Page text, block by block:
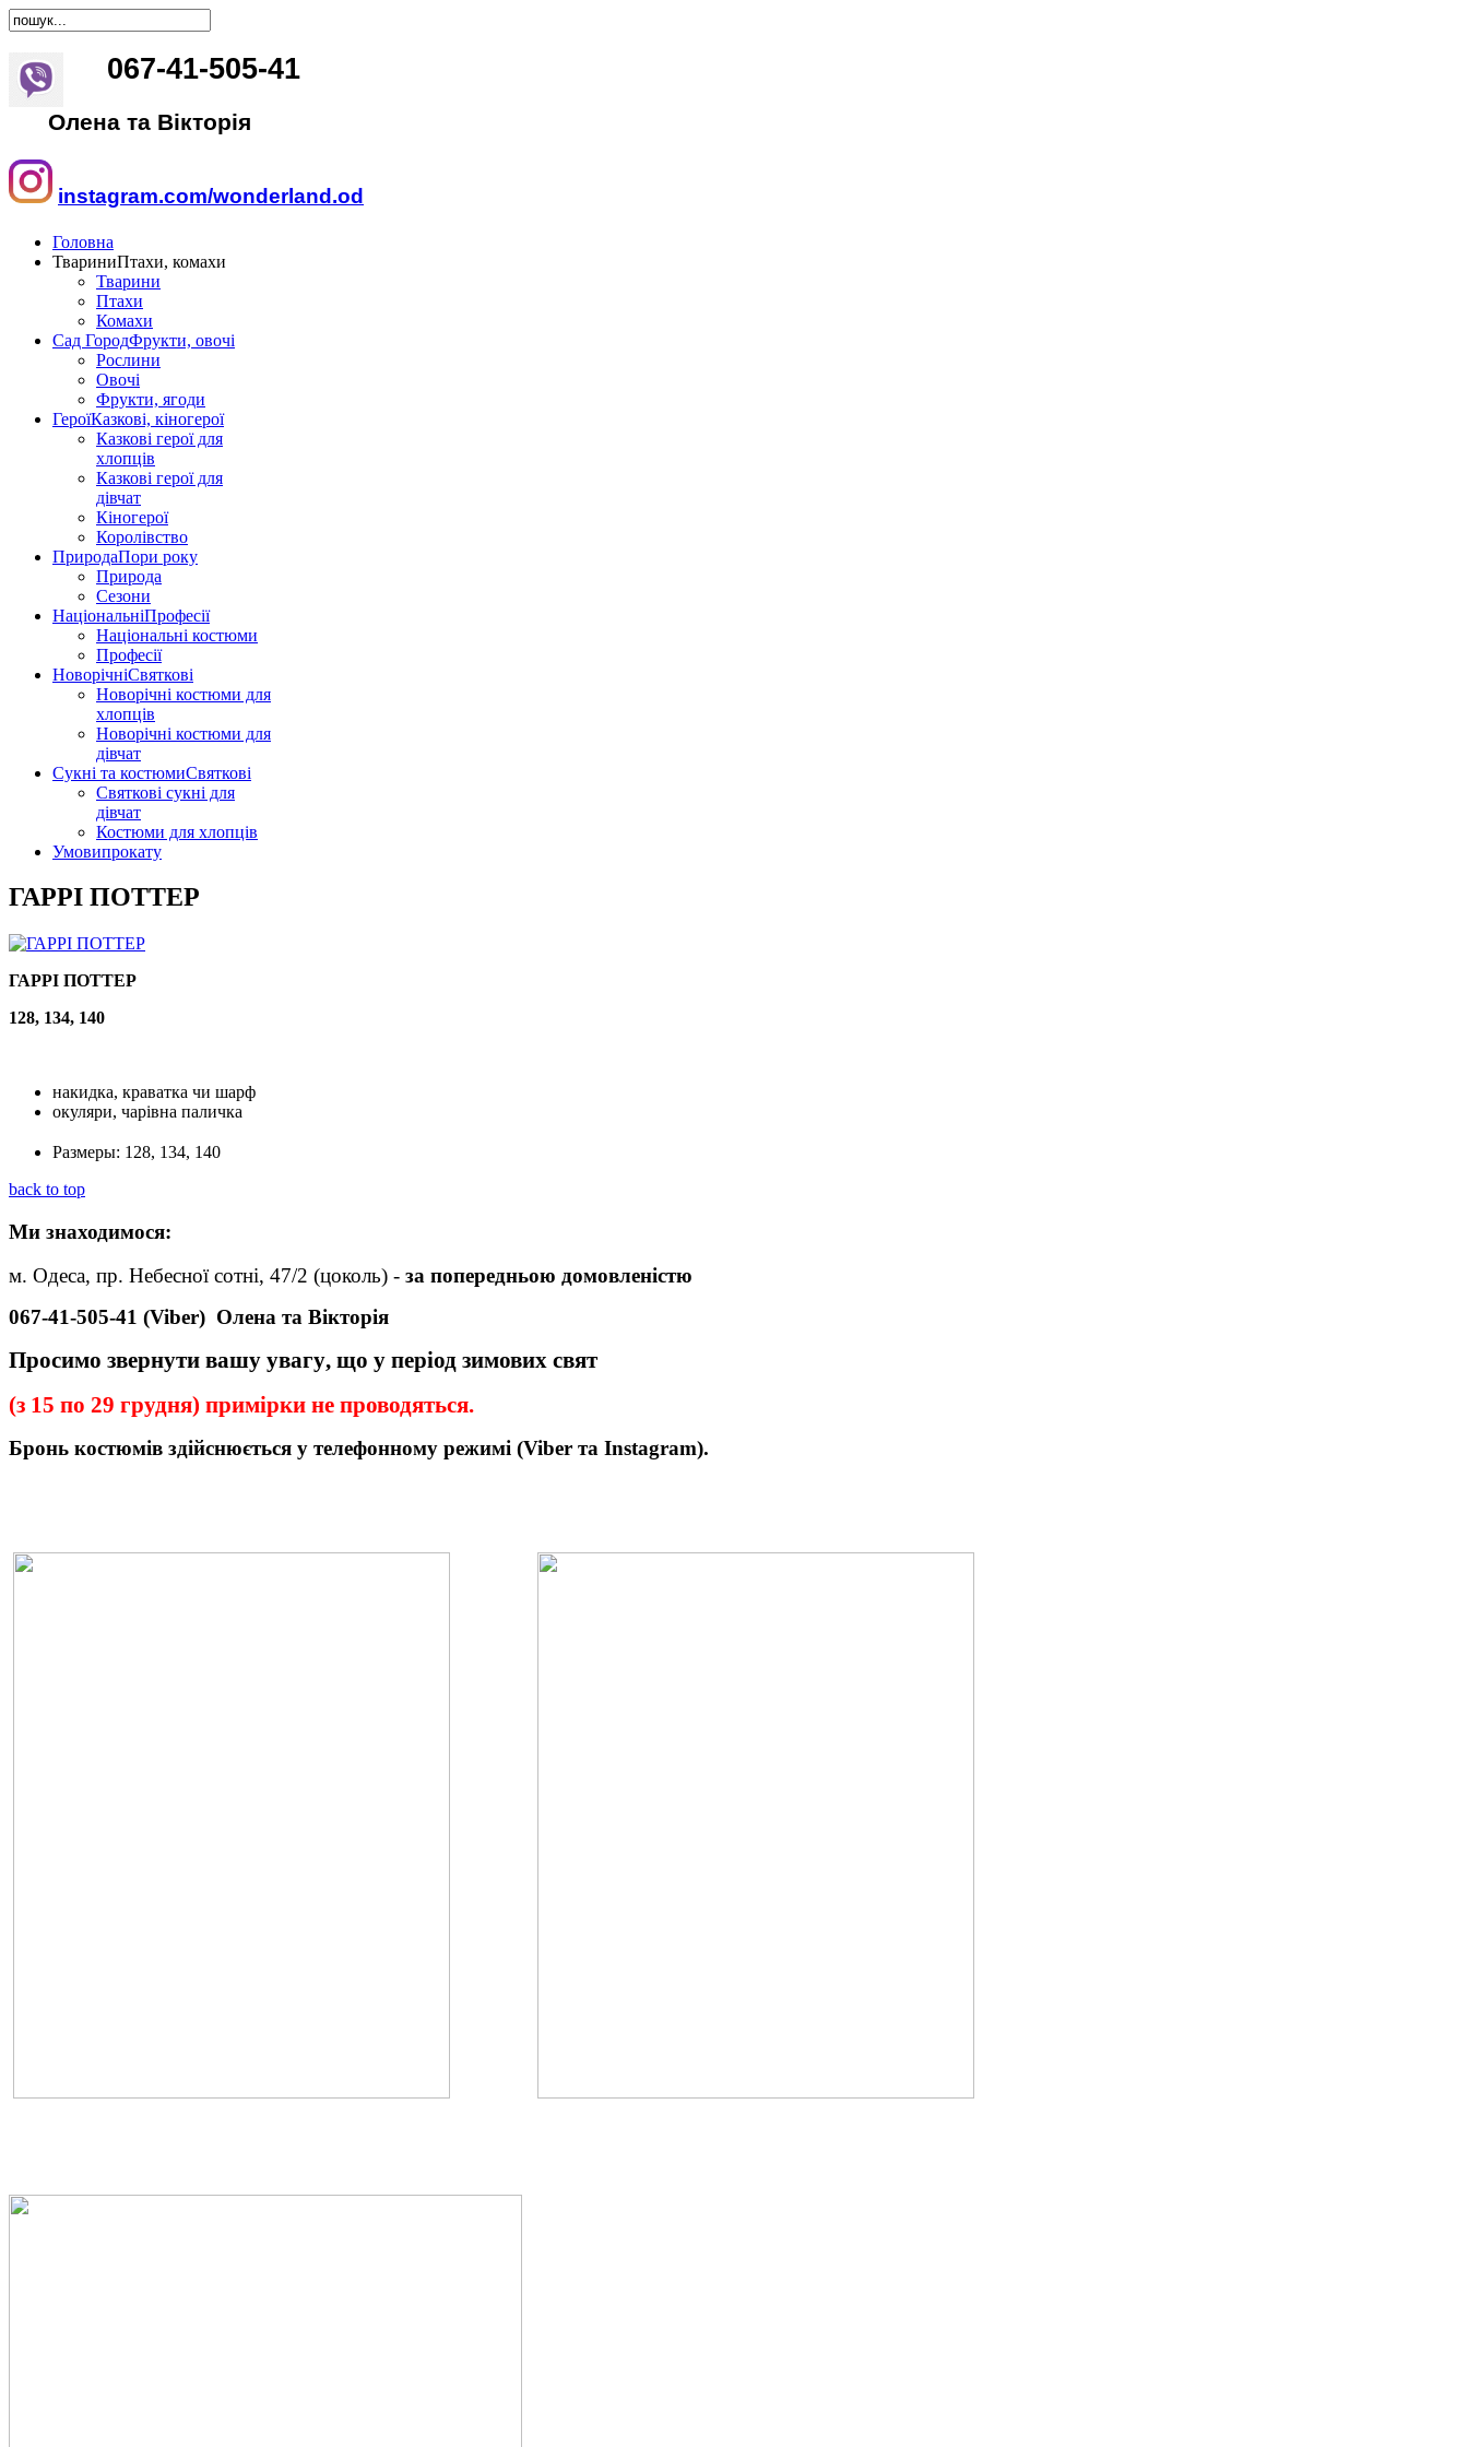
067-41-505-41
Олена та Вікторія
instagram.com/wonderland.od
Головна
ТвариниПтахи, комахи
Тварини
Птахи
Комахи
Сад ГородФрукти, овочі
Рослини
Овочі
Фрукти, ягоди
ГероїКазкові, кіногерої
Казкові герої для
хлопців
Казкові герої для
дівчат
Кіногерої
Королівство
ПриродаПори року
Природа
Сезони
НаціональніПрофесії
Національні костюми
Професії
НоворічніСвяткові
Новорічні костюми для
хлопців
Новорічні костюми для
дівчат
Сукні та костюмиСвяткові
Святкові сукні для
дівчат
Костюми для хлопців
Умовипрокату
ГАРРІ ПОТТЕР
ГАРРІ ПОТТЕР
128, 134, 140
накидка, краватка чи шарф
окуляри, чарівна паличка
Размеры: 128, 134, 140
back to top
Ми знаходимося:
м. Одеса, пр. Небесної сотні, 47/2 (цоколь) - за попередньою домовленістю
067-41-505-41 (Viber) Олена та Вікторія
Просимо звернути вашу увагу, що у період зимових свят
(з 15 по 29 грудня) примірки не проводяться.
Бронь костюмів здійснюється у телефонному режимі (Viber та Instagram).